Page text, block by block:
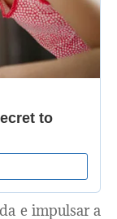
e impulsar a